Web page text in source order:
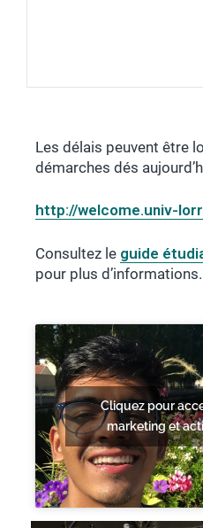
Les délais peuvent être
démarches dés
http://welcome.univ-
Consultez le guide
pour plus d’informations.
Cliquez pour
marketing et